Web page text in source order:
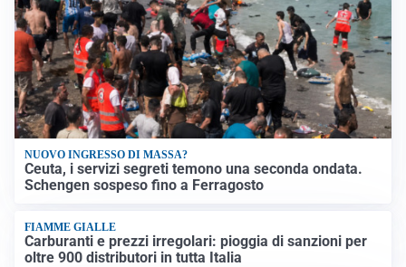
NUOVO INGRESSO DI MASSA?
Ceuta, i servizi segreti temono una seconda ondata.
Schengen sospeso fino a Ferragosto
FIAMME GIALLE
Carburanti e prezzi irregolari: pioggia di sanzioni per
oltre 900 distributori in tutta Italia